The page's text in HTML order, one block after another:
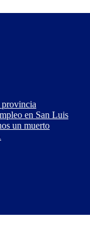
provincia
en San Luis
un muerto